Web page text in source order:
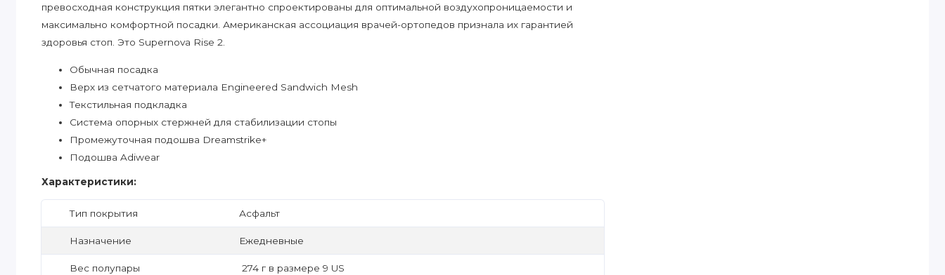
превосходная конструкция пятки элегантно спроектированы для оптимальной воздухопроницаемости и
максимально комфортной посадки. Американская ассоциация врачей-ортопедов признала их гарантией
здоровья стоп. Это Supernova Rise 2.
Обычная посадка
Верх из сетчатого материала Engineered Sandwich Mesh
Текстильная подкладка
Система опорных стержней для стабилизации стопы
Промежуточная подошва Dreamstrike+
Подошва Adiwear
Характеристики:
Тип покрытия Асфальт
Назначение Ежедневные
Вес полупары 274 г в размере 9 US